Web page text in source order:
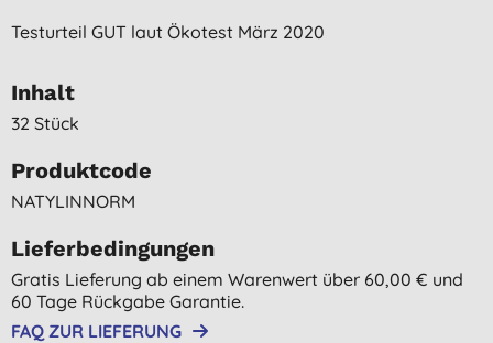
Testurteil GUT laut Ökotest März 2020
Inhalt
32 Stück
Produktcode
NATYLINNORM
Lieferbedingungen
Gratis Lieferung ab einem Warenwert über 60,00 € und
60 Tage Rückgabe Garantie.
FAQ ZUR LIEFERUNG